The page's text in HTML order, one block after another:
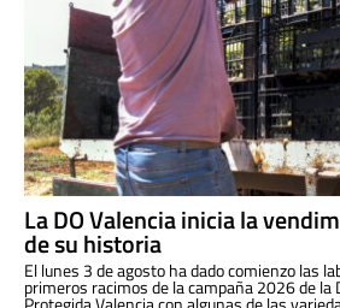
La DO Valencia inicia la
de su historia
El lunes 3 de agosto ha dado comienzo las
primeros racimos de la campaña 2026 de la